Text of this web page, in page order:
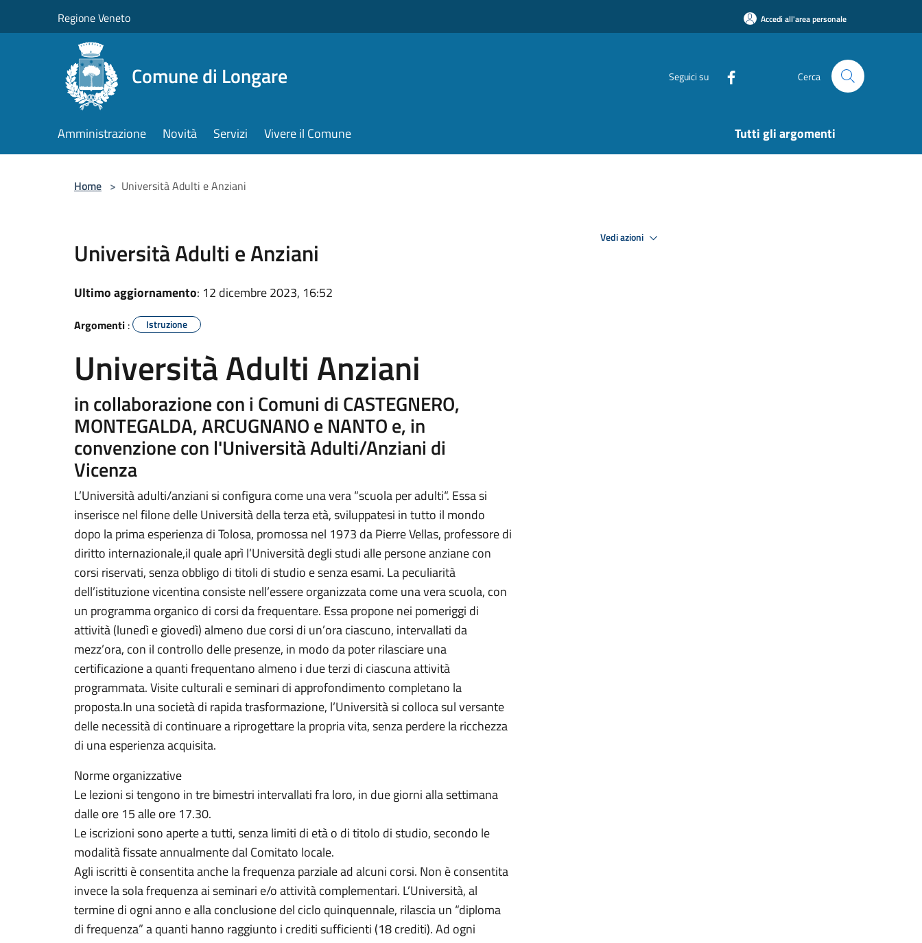
Regione Veneto Accedi all'area personale
Comune di Longare Seguici su Cerca
Amministrazione Novità Servizi Vivere il Comune Tutti gli argomenti
Home > Università Adulti e Anziani
Università Adulti e Anziani
Ultimo aggiornamento: 12 dicembre 2023, 16:52
Argomenti : Istruzione
Università Adulti Anziani
in collaborazione con i Comuni di CASTEGNERO,
MONTEGALDA, ARCUGNANO e NANTO e, in
convenzione con l'Università Adulti/Anziani di
Vicenza
L’Università adulti/anziani si configura come una vera “scuola per adulti“. Essa si
inserisce nel filone delle Università della terza età, sviluppatesi in tutto il mondo
dopo la prima esperienza di Tolosa, promossa nel 1973 da Pierre Vellas, professore di
diritto internazionale,il quale aprì l’Università degli studi alle persone anziane con
corsi riservati, senza obbligo di titoli di studio e senza esami. La peculiarità
dell’istituzione vicentina consiste nell’essere organizzata come una vera scuola, con
un programma organico di corsi da frequentare. Essa propone nei pomeriggi di
attività (lunedì e giovedì) almeno due corsi di un’ora ciascuno, intervallati da
mezz’ora, con il controllo delle presenze, in modo da poter rilasciare una
certificazione a quanti frequentano almeno i due terzi di ciascuna attività
programmata. Visite culturali e seminari di approfondimento completano la
proposta.In una società di rapida trasformazione, l’Università si colloca sul versante
delle necessità di continuare a riprogettare la propria vita, senza perdere la ricchezza
di una esperienza acquisita.
Norme organizzative
Le lezioni si tengono in tre bimestri intervallati fra loro, in due giorni alla settimana
dalle ore 15 alle ore 17.30.
Le iscrizioni sono aperte a tutti, senza limiti di età o di titolo di studio, secondo le
modalità fissate annualmente dal Comitato locale.
Agli iscritti è consentita anche la frequenza parziale ad alcuni corsi. Non è consentita
invece la sola frequenza ai seminari e/o attività complementari. L’Università, al
termine di ogni anno e alla conclusione del ciclo quinquennale, rilascia un “diploma
di frequenza” a quanti hanno raggiunto i crediti sufficienti (18 crediti). Ad ogni
Vedi azioni